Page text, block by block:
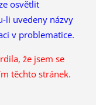
osvětlit
li uvedeny názvy
v problematice.
že jsem se
těchto stránek.